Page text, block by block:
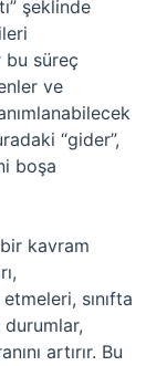
şeklinde
bu süreç
ve
“gider”,
boşa
kavram
sınıfta
artırır. Bu